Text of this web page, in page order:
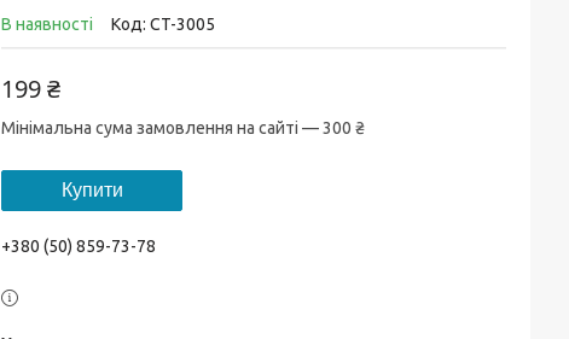
В наявності Код: CT-3005
199 ₴
Мінімальна сума замовлення на сайті — 300 ₴
Купити
+380 (50) 859-73-78